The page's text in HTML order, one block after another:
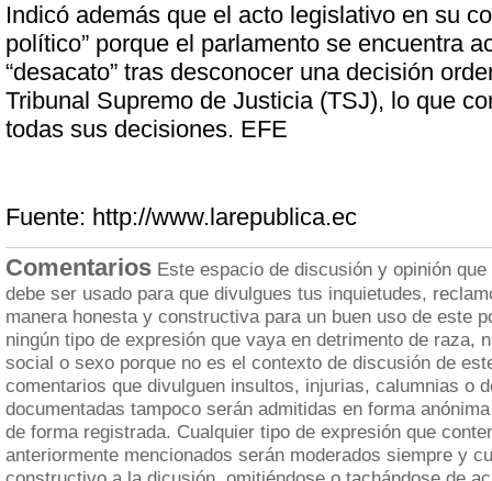
Indicó además que el acto legislativo en su
político” porque el parlamento se encuentra
“desacato” tras desconocer una decisión
Tribunal Supremo de Justicia (TSJ), lo que
todas sus decisiones. EFE
Fuente: http://www.larepublica.ec
Comentarios Este espacio de discusión y opinión
debe ser usado para que divulgues tus inquietudes,
manera honesta y constructiva para un buen uso de este
ningún tipo de expresión que vaya en detrimento de raza,
social o sexo porque no es el contexto de discusión de
comentarios que divulguen insultos, injurias, calumnias o
documentadas tampoco serán admitidas en forma
de forma registrada. Cualquier tipo de expresión que
anteriormente mencionados serán moderados siempre y